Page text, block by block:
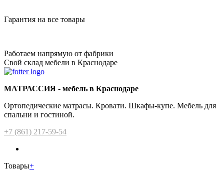
Гарантия на все товары
Работаем напрямую от фабрики
Свой склад мебели в Краснодаре
МАТРАССИЯ - мебель в Краснодаре
Ортопедические матрасы. Кровати. Шкафы-купе. Мебель для
спальни и гостиной.
+7 (861) 217-59-54
Товары+